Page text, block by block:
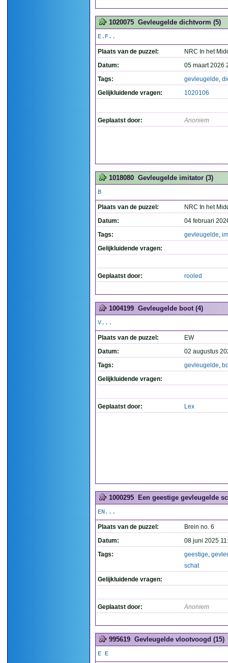
1020075 Gevleugelde dichtvorm (5)
E.F..
Plaats van de puzzel:
NRC In het
Datum:
05 maart 2026
Tags:
gevleugelde,
Gelijkluidende vragen:
1020106
Geplaatst door: Anoniem
1018080 Gevleugelde imitator (3)
B
Plaats van de puzzel:
NRC In het
Datum:
04 februari
Tags:
gevleugelde,
Gelijkluidende vragen:
Geplaatst door: rooled
1004199 Gevleugelde boot (4)
V...
Plaats van de puzzel:
EW
Datum:
02 augustus
Tags:
gevleugelde,
Gelijkluidende vragen:
Geplaatst door: Lex
1000295 Een geestige gevleugelde
EN...
Plaats van de puzzel:
Brein no. 6
Datum:
08 juni 2025
Tags:
geestige,
schat
Gelijkluidende vragen:
Geplaatst door: Anoniem
995619 Gevleugelde vlootvoogd (15)
E E